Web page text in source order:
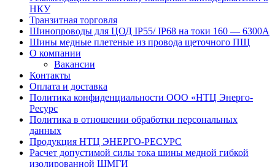
НКУ
Транзитная торговля
Шинопроводы для ЦОД IP55/ IP68 на токи 160 — 6300А
Шины медные плетеные из провода щеточного ПЩ
О компании
Вакансии
Контакты
Оплата и доставка
Политика конфиденциальности ООО «НТЦ Энерго-
Ресурс
Политика в отношении обработки персональных
данных
Продукция НТЦ ЭНЕРГО-РЕСУРС
Расчет допустимой силы тока шины медной гибкой
изолированной ШМГИ